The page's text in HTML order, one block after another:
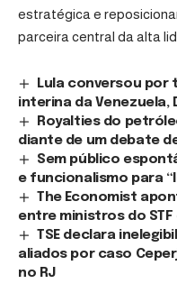
estratégica e
parceira central da alta
Lula conversou
interina da Venezuela,
Royalties do
diante de um debate
Sem público
e funcionalismo para
The Economist
entre ministros do
TSE declara
aliados por caso
no RJ